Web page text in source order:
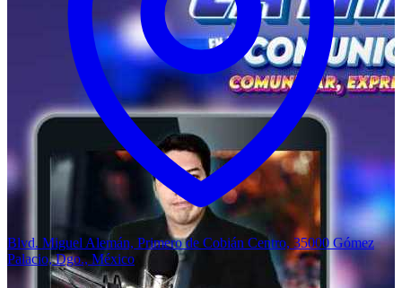
Blvd. Miguel Alemán, Primero de Cobián Centro, 35000 Gómez
Palacio, Dgo., México